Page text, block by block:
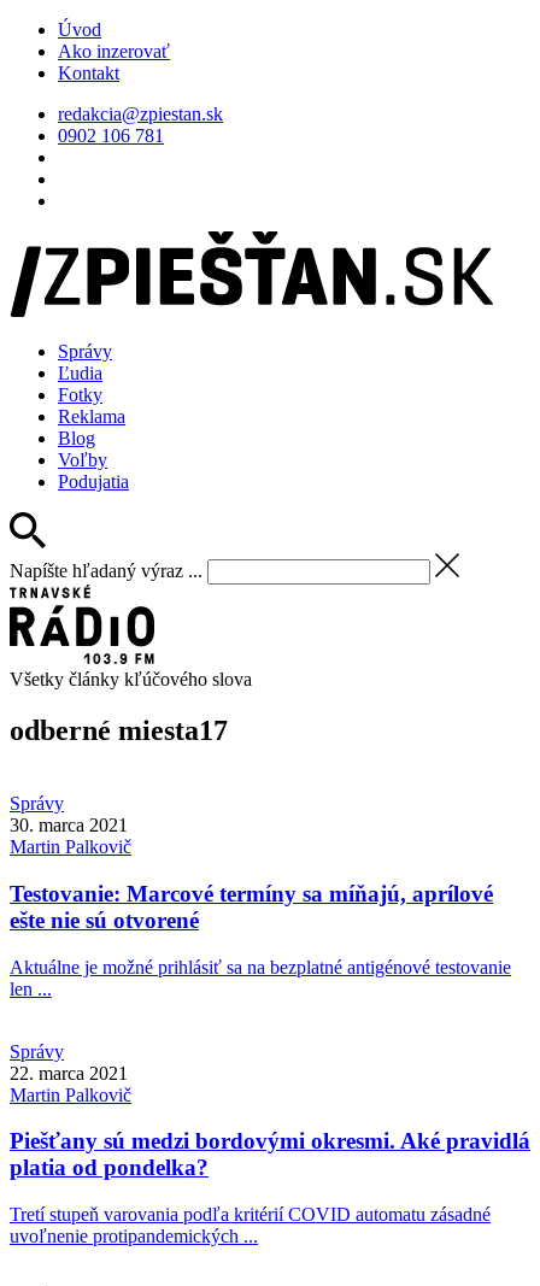
Úvod
Ako inzerovať
Kontakt
redakcia@zpiestan.sk
0902 106 781
Správy
Ľudia
Fotky
Reklama
Blog
Voľby
Podujatia
Napíšte hľadaný výraz ...
Všetky články kľúčového slova
odberné miesta17
Správy
30. marca 2021
Martin Palkovič
Testovanie: Marcové termíny sa míňajú, aprílové
ešte nie sú otvorené
Aktuálne je možné prihlásiť sa na bezplatné antigénové testovanie
len ...
Správy
22. marca 2021
Martin Palkovič
Piešťany sú medzi bordovými okresmi. Aké pravidlá
platia od pondelka?
Tretí stupeň varovania podľa kritérií COVID automatu zásadné
uvoľnenie protipandemických ...